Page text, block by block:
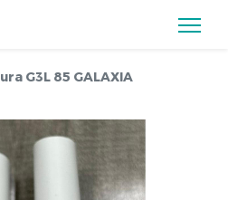
G3L 85 GALAXIA